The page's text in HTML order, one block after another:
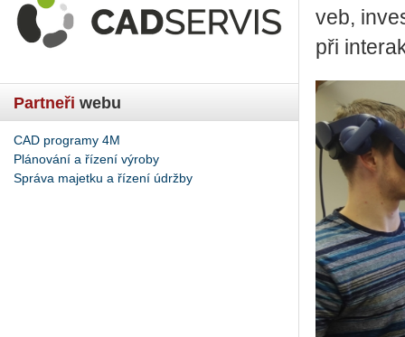
Partneři webu
CAD programy 4M
Plánování a řízení výroby
Správa majetku a řízení údržby
veb,
při